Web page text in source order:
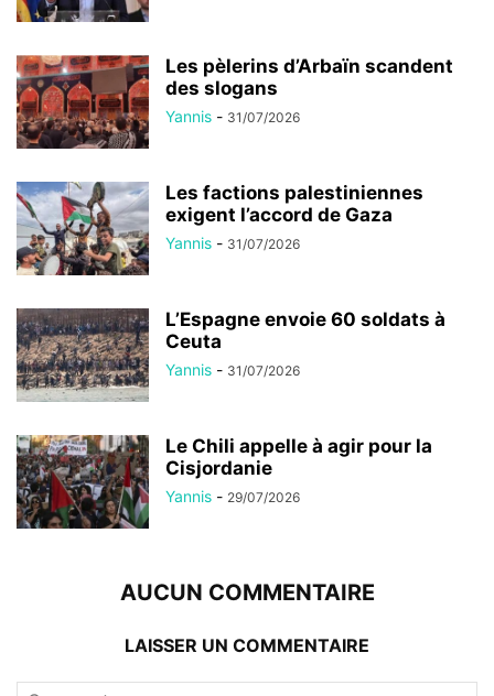
Les pèlerins d’Arbaïn scandent
des slogans
Yannis - 31/07/2026
Les factions palestiniennes
exigent l’accord de Gaza
Yannis - 31/07/2026
L’Espagne envoie 60 soldats à
Ceuta
Yannis - 31/07/2026
Le Chili appelle à agir pour la
Cisjordanie
Yannis - 29/07/2026
AUCUN COMMENTAIRE
LAISSER UN COMMENTAIRE